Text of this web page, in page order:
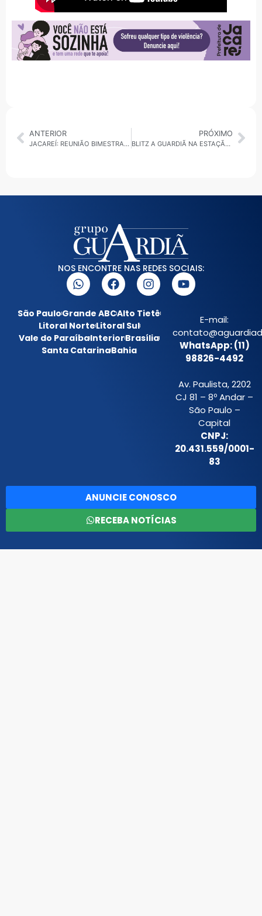
ANTERIOR
JACAREÍ: REUNIÃO BIMESTRAL DAS FORÇAS DE SEGURANÇA DEFINE ESTRATÉGIAS PARA REDUZIR VIOLÊNCIA NAS ESCOLAS
PRÓXIMO
BLITZ A GUARDIÃ NA ESTAÇÃO DA CPTM EM SANTO ANDRÉ DISTRIBUI JORNAL GRATUITO COM INFORMAÇÕES SOBRE EMPREGABILIDADE E INVESTIMENTOS DO ESTADO
NOS ENCONTRE NAS REDES SOCIAIS:
São PauloGrande ABCAlto Tietê
Litoral NorteLitoral Sul
Vale do ParaíbaInteriorBrasília
Santa CatarinaBahia
E-mail:
WhatsApp: (11)
98826-4492
Av. Paulista, 2202
CJ 81 – 8º Andar –
São Paulo –
Capital
CNPJ:
20.431.559/0001-
83
ANUNCIE CONOSCO
RECEBA NOTÍCIAS